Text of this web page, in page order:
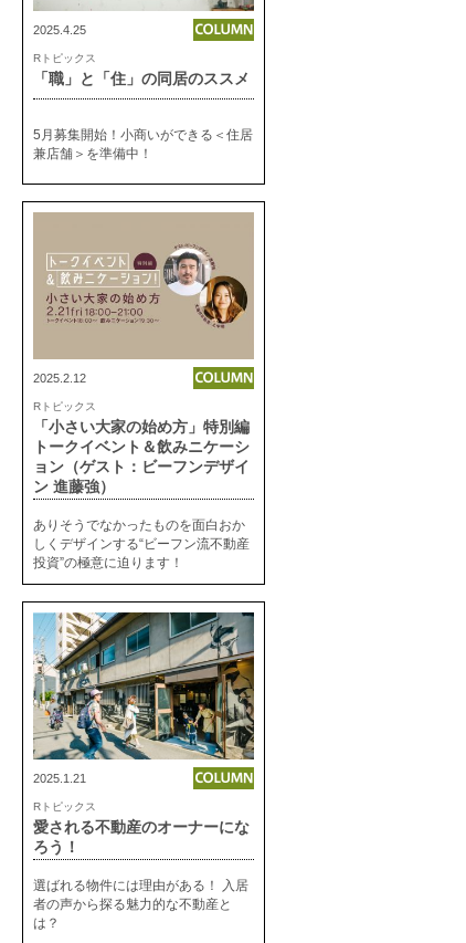
2025.4.25
Rトピックス
「職」と「住」の同居のススメ
5月募集開始！小商いができる＜住居
兼店舗＞を準備中！
2025.2.12
Rトピックス
「小さい大家の始め方」特別編
トークイベント＆飲みニケーシ
ョン（ゲスト：ビーフンデザイ
ン 進藤強）
ありそうでなかったものを面白おか
しくデザインする“ビーフン流不動産
投資”の極意に迫ります！
2025.1.21
Rトピックス
愛される不動産のオーナーにな
ろう！
選ばれる物件には理由がある！ 入居
者の声から探る魅力的な不動産と
は？